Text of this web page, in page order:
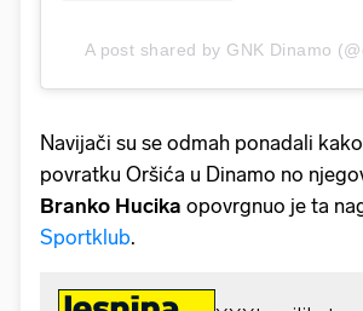
A post shared by GNK Dinamo
Navijači su se odmah ponadali
povratku Oršića u Dinamo no
Branko Hucika opovrgnuo je ta
Sportklub.